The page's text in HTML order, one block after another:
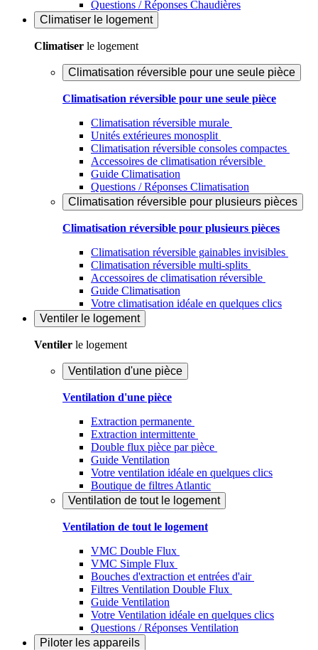
Questions / Réponses Chaudières
Climatiser le logement
Climatiser le logement
Climatisation réversible pour une seule pièce
Climatisation réversible pour une seule pièce
Climatisation réversible murale
Unités extérieures monosplit
Climatisation réversible consoles compactes
Accessoires de climatisation réversible
Guide Climatisation
Questions / Réponses Climatisation
Climatisation réversible pour plusieurs pièces
Climatisation réversible pour plusieurs pièces
Climatisation réversible gainables invisibles
Climatisation réversible multi-splits
Accessoires de climatisation réversible
Guide Climatisation
Votre climatisation idéale en quelques clics
Ventiler le logement
Ventiler le logement
Ventilation d'une pièce
Ventilation d'une pièce
Extraction permanente
Extraction intermittente
Double flux pièce par pièce
Guide Ventilation
Votre ventilation idéale en quelques clics
Boutique de filtres Atlantic
Ventilation de tout le logement
Ventilation de tout le logement
VMC Double Flux
VMC Simple Flux
Bouches d'extraction et entrées d'air
Filtres Ventilation Double Flux
Guide Ventilation
Votre Ventilation idéale en quelques clics
Questions / Réponses Ventilation
Piloter les appareils